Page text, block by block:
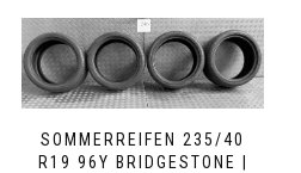
SOMMERREIFEN 235/40
R19 96Y BRIDGESTONE |